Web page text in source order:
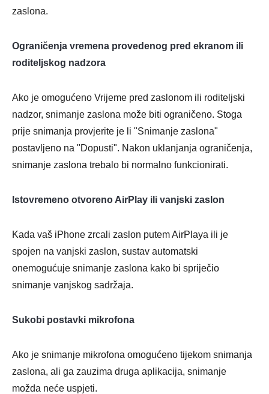
zaslona.
Ograničenja vremena provedenog pred ekranom ili
roditeljskog nadzora
Ako je omogućeno Vrijeme pred zaslonom ili roditeljski
nadzor, snimanje zaslona može biti ograničeno. Stoga
prije snimanja provjerite je li "Snimanje zaslona"
postavljeno na "Dopusti". Nakon uklanjanja ograničenja,
snimanje zaslona trebalo bi normalno funkcionirati.
Istovremeno otvoreno AirPlay ili vanjski zaslon
Kada vaš iPhone zrcali zaslon putem AirPlaya ili je
spojen na vanjski zaslon, sustav automatski
onemogućuje snimanje zaslona kako bi spriječio
snimanje vanjskog sadržaja.
Sukobi postavki mikrofona
Ako je snimanje mikrofona omogućeno tijekom snimanja
zaslona, ali ga zauzima druga aplikacija, snimanje
možda neće uspjeti.